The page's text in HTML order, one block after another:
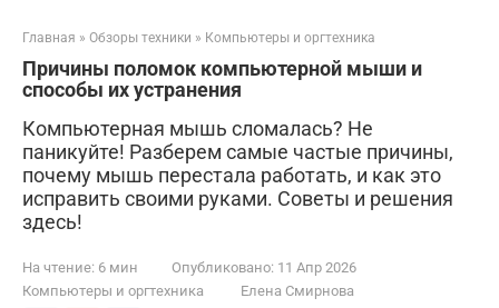
Главная » Обзоры техники » Компьютеры и оргтехника
Причины поломок компьютерной мыши и
способы их устранения
Компьютерная мышь сломалась? Не
паникуйте! Разберем самые частые причины,
почему мышь перестала работать, и как это
исправить своими руками. Советы и решения
здесь!
На чтение: 6 мин Опубликовано: 11 Апр 2026
Компьютеры и оргтехника
Елена Смирнова